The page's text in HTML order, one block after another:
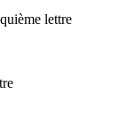
lettre